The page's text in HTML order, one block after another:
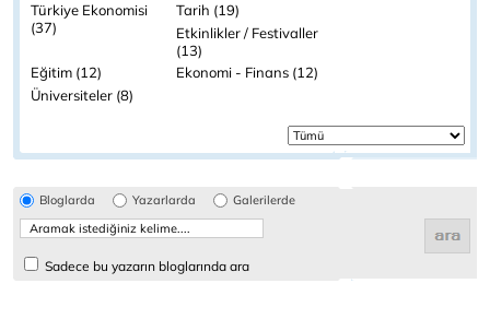
Türkiye Ekonomisi
(37)
Tarih (19)
Etkinlikler / Festivaller
(13)
Eğitim (12)
Ekonomi - Finans (12)
Üniversiteler (8)
Bloglarda Yazarlarda Galerilerde
Sadece bu yazarın bloglarında ara